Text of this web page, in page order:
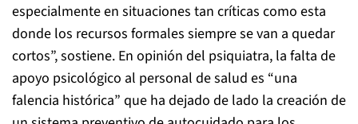
especialmente en situaciones tan críticas como esta
donde los recursos formales siempre se van a quedar
cortos”, sostiene. En opinión del psiquiatra, la falta de
apoyo psicológico al personal de salud es “una
falencia histórica” que ha dejado de lado la creación de